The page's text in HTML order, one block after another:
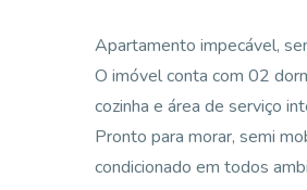
Apartamento impecável,
O imóvel conta com 02
cozinha e área de serviço
Pronto para morar, semi
condicionado em todos